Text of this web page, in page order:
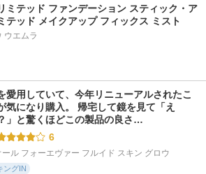
ミテッド ファンデーション スティック・ア
テッド メイクアップ フィックス ミスト
ウエムラ
愛用していて、今年リニューアルされたこ
気になり購入。 帰宅して鏡を見て「え
」と驚くほどこの製品の良さ…
6
ール フォーエヴァー フルイド スキン グロウ
ングIN